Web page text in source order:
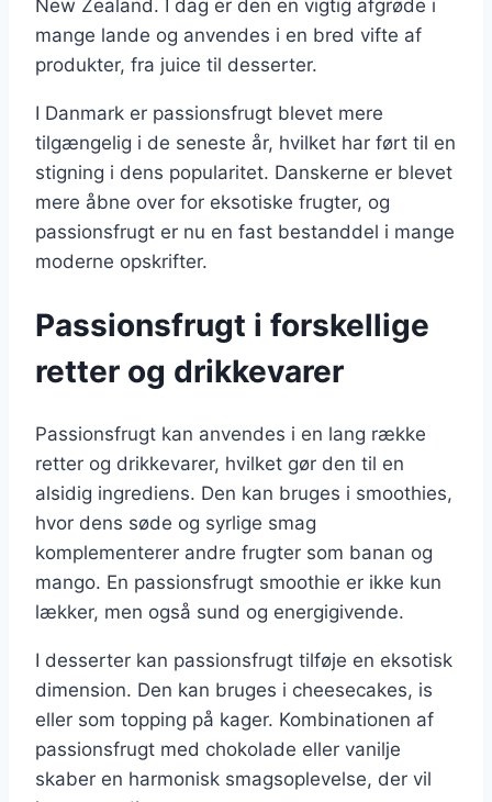
New Zealand. I dag er den en vigtig afgrøde i
mange lande og anvendes i en bred vifte af
produkter, fra juice til desserter.
I Danmark er passionsfrugt blevet mere
tilgængelig i de seneste år, hvilket har ført til en
stigning i dens popularitet. Danskerne er blevet
mere åbne over for eksotiske frugter, og
passionsfrugt er nu en fast bestanddel i mange
moderne opskrifter.
Passionsfrugt i forskellige
retter og drikkevarer
Passionsfrugt kan anvendes i en lang række
retter og drikkevarer, hvilket gør den til en
alsidig ingrediens. Den kan bruges i smoothies,
hvor dens søde og syrlige smag
komplementerer andre frugter som banan og
mango. En passionsfrugt smoothie er ikke kun
lækker, men også sund og energigivende.
I desserter kan passionsfrugt tilføje en eksotisk
dimension. Den kan bruges i cheesecakes, is
eller som topping på kager. Kombinationen af
passionsfrugt med chokolade eller vanilje
skaber en harmonisk smagsoplevelse, der vil